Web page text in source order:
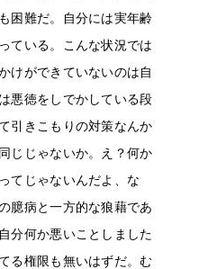
困難だ。自分には実年齢
ている。こんな状況では
けができていないのは自
悪徳をしでかしている段
引きこもりの対策なんか
じじゃないか。え？何か
てじゃないんだよ、な
臆病と一方的な狼藉であ
分何か悪いことしました
る権限も無いはずだ。む